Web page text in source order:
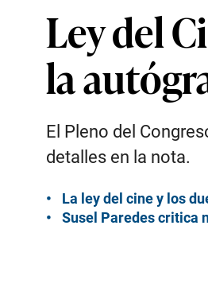
Ley del
la
El Pleno del
detalles en la nota.
La ley del cine y los
Susel Paredes critica